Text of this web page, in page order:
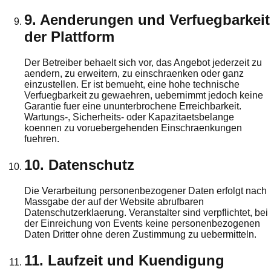
9. Aenderungen und Verfuegbarkeit
der Plattform
Der Betreiber behaelt sich vor, das Angebot jederzeit zu
aendern, zu erweitern, zu einschraenken oder ganz
einzustellen. Er ist bemueht, eine hohe technische
Verfuegbarkeit zu gewaehren, uebernimmt jedoch keine
Garantie fuer eine ununterbrochene Erreichbarkeit.
Wartungs-, Sicherheits- oder Kapazitaetsbelange
koennen zu voruebergehenden Einschraenkungen
fuehren.
10. Datenschutz
Die Verarbeitung personenbezogener Daten erfolgt nach
Massgabe der auf der Website abrufbaren
Datenschutzerklaerung. Veranstalter sind verpflichtet, bei
der Einreichung von Events keine personenbezogenen
Daten Dritter ohne deren Zustimmung zu uebermitteln.
11. Laufzeit und Kuendigung